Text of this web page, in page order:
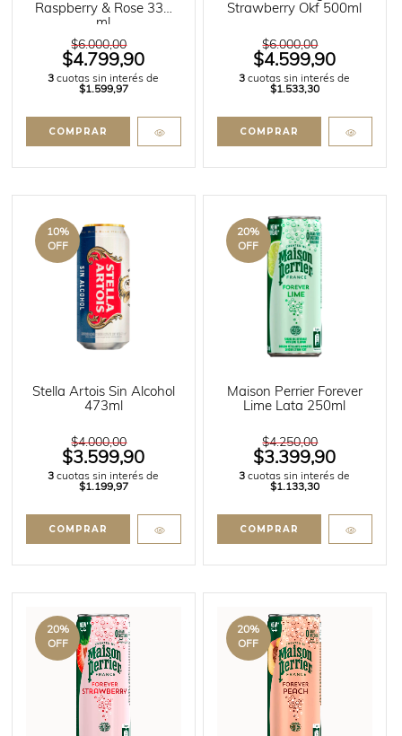
Raspberry & Rose 330
ml
$6.000,00
$4.799,90
3 cuotas sin interés de
$1.599,97
Strawberry Okf 500ml
$6.000,00
$4.599,90
3 cuotas sin interés de
$1.533,30
10%
OFF
Stella Artois Sin Alcohol
473ml
$4.000,00
$3.599,90
3 cuotas sin interés de
$1.199,97
20%
OFF
Maison Perrier Forever
Lime Lata 250ml
$4.250,00
$3.399,90
3 cuotas sin interés de
$1.133,30
20%
OFF
20%
OFF